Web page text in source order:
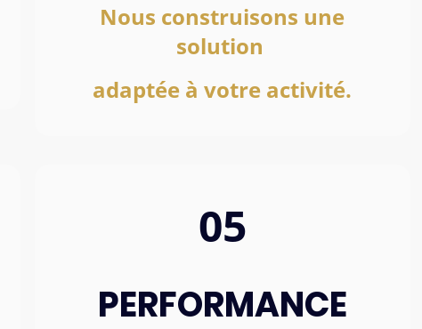
Nous construisons une
solution
adaptée à votre activité.
05
PERFORMANCE